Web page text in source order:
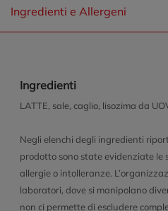
Ingredienti e Allergeni
Ingredienti
LATTE, sale, caglio, lisozima da
Negli elenchi degli ingredienti
prodotto sono state evidenziate le
allergie o intolleranze.
laboratori, dove si manipolano
non ci permette di escludere